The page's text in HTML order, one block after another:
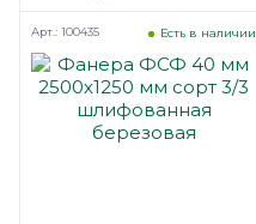
Есть в наличии
Арт.: 100435